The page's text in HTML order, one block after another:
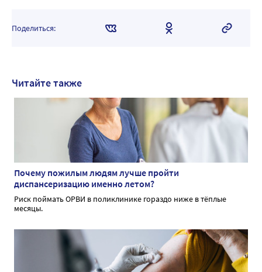
Поделиться:
Читайте также
Почему пожилым людям лучше пройти
диспансеризацию именно летом?
Риск поймать ОРВИ в поликлинике гораздо ниже в тёплые
месяцы.